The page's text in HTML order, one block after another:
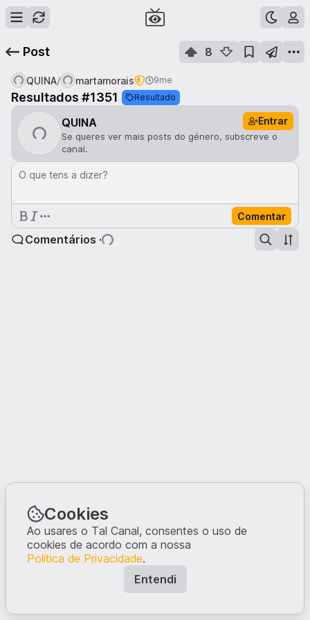
Post 8
QUINA/ martamorais 9me
Resultados #1351 Resultado
QUINA Entrar
Se queres ver mais posts do género, subscreve o
canal.
O que tens a dizer?
Comentar
Comentários ·
Cookies
Ao usares o Tal Canal, consentes o uso de
cookies de acordo com a nossa
Política de Privacidade.
Entendi